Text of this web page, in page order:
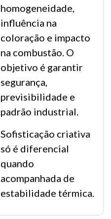
homogeneidade,
influência na
coloração e impacto
na combustão. O
objetivo é garantir
segurança,
previsibilidade e
padrão industrial.
Sofisticação criativa
só é diferencial
quando
acompanhada de
estabilidade térmica.